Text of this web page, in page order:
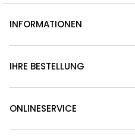
INFORMATIONEN
IHRE BESTELLUNG
ONLINESERVICE